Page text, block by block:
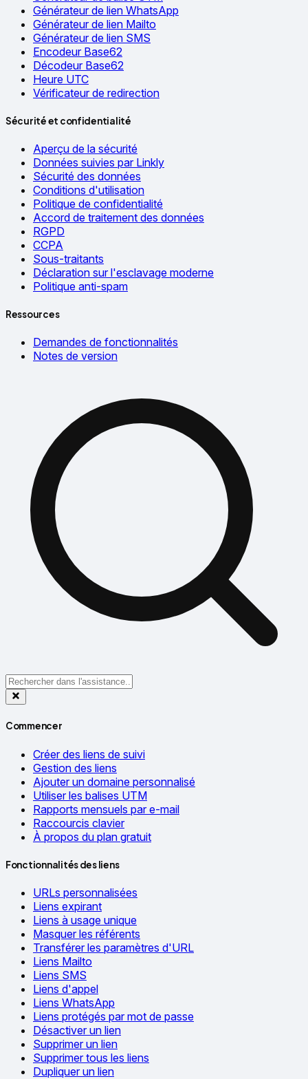
Générateur de lien WhatsApp
Générateur de lien Mailto
Générateur de lien SMS
Encodeur Base62
Décodeur Base62
Heure UTC
Vérificateur de redirection
Sécurité et confidentialité
Aperçu de la sécurité
Données suivies par Linkly
Sécurité des données
Conditions d'utilisation
Politique de confidentialité
Accord de traitement des données
RGPD
CCPA
Sous-traitants
Déclaration sur l'esclavage moderne
Politique anti-spam
Ressources
Demandes de fonctionnalités
Notes de version
Commencer
Créer des liens de suivi
Gestion des liens
Ajouter un domaine personnalisé
Utiliser les balises UTM
Rapports mensuels par e-mail
Raccourcis clavier
À propos du plan gratuit
Fonctionnalités des liens
URLs personnalisées
Liens expirant
Liens à usage unique
Masquer les référents
Transférer les paramètres d'URL
Liens Mailto
Liens SMS
Liens d'appel
Liens WhatsApp
Liens protégés par mot de passe
Désactiver un lien
Supprimer un lien
Supprimer tous les liens
Dupliquer un lien